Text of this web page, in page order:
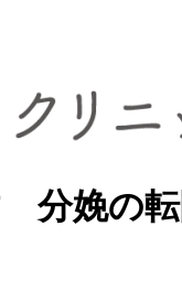
分娩の